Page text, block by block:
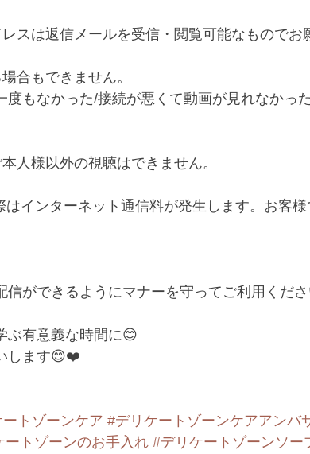
スは返信メールを受信・閲覧可能なものでお
合もできません。﻿
度もなかった/接続が悪くて動画が見れなかっ
人様以外の視聴はできません。﻿
インターネット通信料が発生します。お客
信ができるようにマナーを守ってご利用くだ
ぶ有意義な時間に😊﻿
します😊❤️﻿
トゾーンケア #デリケートゾーンケアアンバ
ートゾーンのお手入れ #デリケートゾーンソー